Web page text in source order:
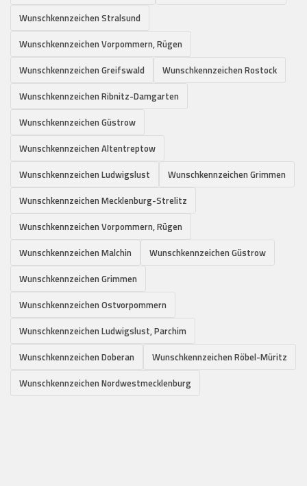
Wunschkennzeichen Stralsund
Wunschkennzeichen Vorpommern, Rügen
Wunschkennzeichen Greifswald
Wunschkennzeichen Rostock
Wunschkennzeichen Ribnitz-Damgarten
Wunschkennzeichen Güstrow
Wunschkennzeichen Altentreptow
Wunschkennzeichen Ludwigslust
Wunschkennzeichen Grimmen
Wunschkennzeichen Mecklenburg-Strelitz
Wunschkennzeichen Vorpommern, Rügen
Wunschkennzeichen Malchin
Wunschkennzeichen Güstrow
Wunschkennzeichen Grimmen
Wunschkennzeichen Ostvorpommern
Wunschkennzeichen Ludwigslust, Parchim
Wunschkennzeichen Doberan
Wunschkennzeichen Röbel-Müritz
Wunschkennzeichen Nordwestmecklenburg